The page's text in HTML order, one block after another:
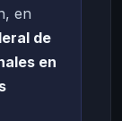
en
de
en